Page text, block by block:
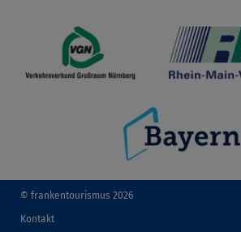
© frankentourismus 2026
Kontakt